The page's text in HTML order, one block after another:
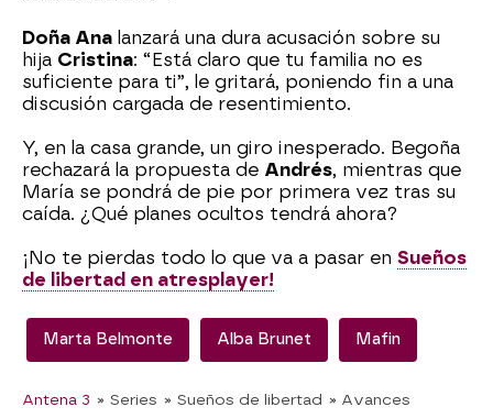
Doña Ana lanzará una dura acusación sobre su
hija Cristina: “Está claro que tu familia no es
suficiente para ti”, le gritará, poniendo fin a una
discusión cargada de resentimiento.
Y, en la casa grande, un giro inesperado. Begoña
rechazará la propuesta de Andrés, mientras que
María se pondrá de pie por primera vez tras su
caída. ¿Qué planes ocultos tendrá ahora?
¡No te pierdas todo lo que va a pasar en Sueños
de libertad en atresplayer!
Marta Belmonte Alba Brunet Mafin
Antena 3 » Series » Sueños de libertad » Avances